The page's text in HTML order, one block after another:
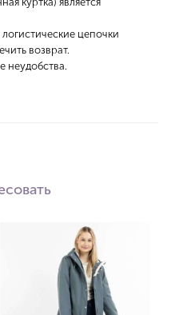
цепочки
возврат.
неудобства.